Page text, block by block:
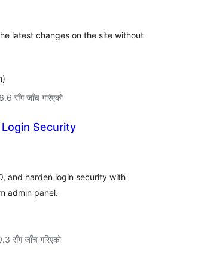
latest changes on the site without
सँग जाँच गरिएको
Security
and harden login security with
admin panel.
सँग जाँच गरिएको